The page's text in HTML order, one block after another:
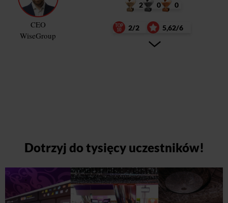
CEO
WiseGroup
2 0 0
2/2 5,62/6
Dotrzyj do tysięcy uczestników!